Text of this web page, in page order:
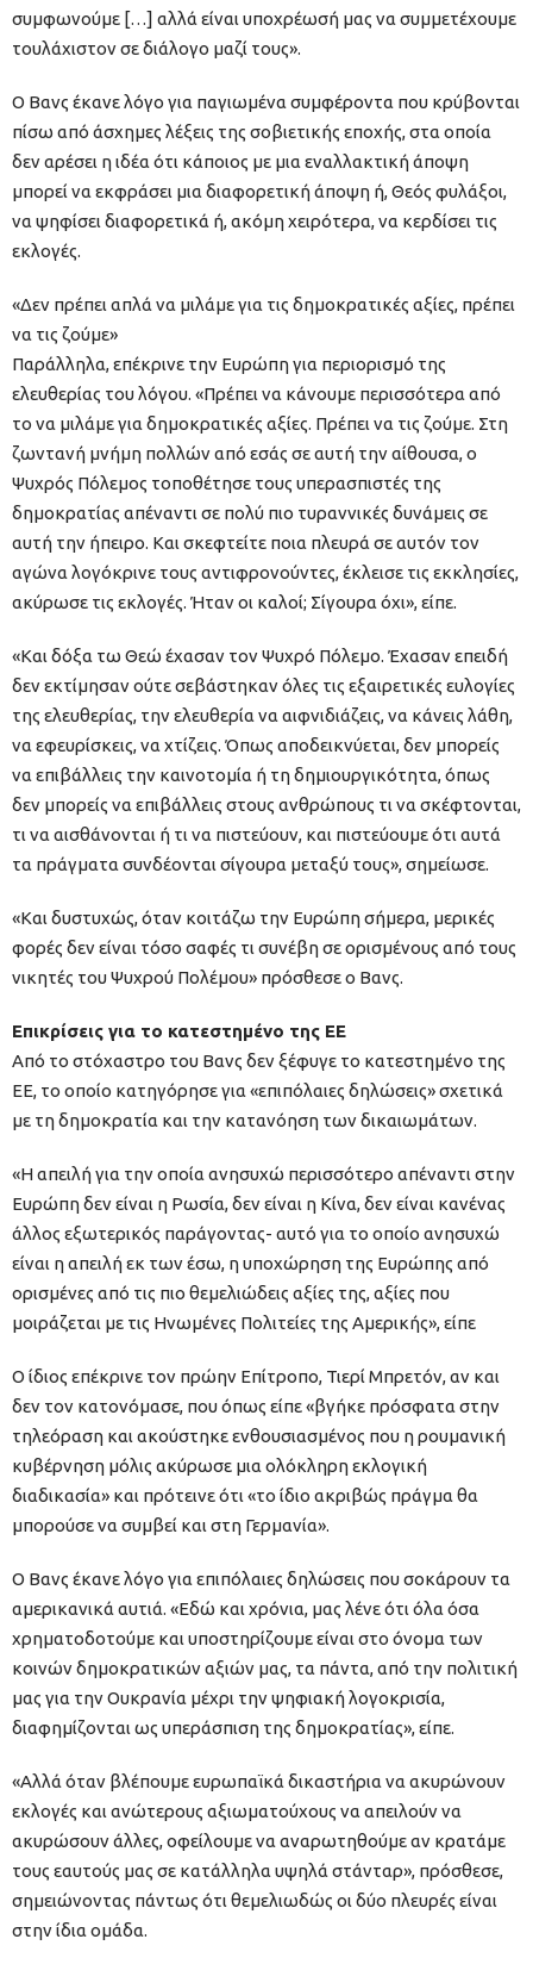
συμφωνούμε […] αλλά είναι υποχρέωσή μας να συμμετέχουμε
τουλάχιστον σε διάλογο μαζί τους».
Ο Βανς έκανε λόγο για παγιωμένα συμφέροντα που κρύβονται
πίσω από άσχημες λέξεις της σοβιετικής εποχής, στα οποία
δεν αρέσει η ιδέα ότι κάποιος με μια εναλλακτική άποψη
μπορεί να εκφράσει μια διαφορετική άποψη ή, Θεός φυλάξοι,
να ψηφίσει διαφορετικά ή, ακόμη χειρότερα, να κερδίσει τις
εκλογές.
«Δεν πρέπει απλά να μιλάμε για τις δημοκρατικές αξίες, πρέπει
να τις ζούμε»
Παράλληλα, επέκρινε την Ευρώπη για περιορισμό της
ελευθερίας του λόγου. «Πρέπει να κάνουμε περισσότερα από
το να μιλάμε για δημοκρατικές αξίες. Πρέπει να τις ζούμε. Στη
ζωντανή μνήμη πολλών από εσάς σε αυτή την αίθουσα, ο
Ψυχρός Πόλεμος τοποθέτησε τους υπερασπιστές της
δημοκρατίας απέναντι σε πολύ πιο τυραννικές δυνάμεις σε
αυτή την ήπειρο. Και σκεφτείτε ποια πλευρά σε αυτόν τον
αγώνα λογόκρινε τους αντιφρονούντες, έκλεισε τις εκκλησίες,
ακύρωσε τις εκλογές. Ήταν οι καλοί; Σίγουρα όχι», είπε.
«Και δόξα τω Θεώ έχασαν τον Ψυχρό Πόλεμο. Έχασαν επειδή
δεν εκτίμησαν ούτε σεβάστηκαν όλες τις εξαιρετικές ευλογίες
της ελευθερίας, την ελευθερία να αιφνιδιάζεις, να κάνεις λάθη,
να εφευρίσκεις, να χτίζεις. Όπως αποδεικνύεται, δεν μπορείς
να επιβάλλεις την καινοτομία ή τη δημιουργικότητα, όπως
δεν μπορείς να επιβάλλεις στους ανθρώπους τι να σκέφτονται,
τι να αισθάνονται ή τι να πιστεύουν, και πιστεύουμε ότι αυτά
τα πράγματα συνδέονται σίγουρα μεταξύ τους», σημείωσε.
«Και δυστυχώς, όταν κοιτάζω την Ευρώπη σήμερα, μερικές
φορές δεν είναι τόσο σαφές τι συνέβη σε ορισμένους από τους
νικητές του Ψυχρού Πολέμου» πρόσθεσε ο Βανς.
Επικρίσεις για το κατεστημένο της ΕΕ
Από το στόχαστρο του Βανς δεν ξέφυγε το κατεστημένο της
ΕΕ, το οποίο κατηγόρησε για «επιπόλαιες δηλώσεις» σχετικά
με τη δημοκρατία και την κατανόηση των δικαιωμάτων.
«Η απειλή για την οποία ανησυχώ περισσότερο απέναντι στην
Ευρώπη δεν είναι η Ρωσία, δεν είναι η Κίνα, δεν είναι κανένας
άλλος εξωτερικός παράγοντας- αυτό για το οποίο ανησυχώ
είναι η απειλή εκ των έσω, η υποχώρηση της Ευρώπης από
ορισμένες από τις πιο θεμελιώδεις αξίες της, αξίες που
μοιράζεται με τις Ηνωμένες Πολιτείες της Αμερικής», είπε
Ο ίδιος επέκρινε τον πρώην Επίτροπο, Τιερί Μπρετόν, αν και
δεν τον κατονόμασε, που όπως είπε «βγήκε πρόσφατα στην
τηλεόραση και ακούστηκε ενθουσιασμένος που η ρουμανική
κυβέρνηση μόλις ακύρωσε μια ολόκληρη εκλογική
διαδικασία» και πρότεινε ότι «το ίδιο ακριβώς πράγμα θα
μπορούσε να συμβεί και στη Γερμανία».
Ο Βανς έκανε λόγο για επιπόλαιες δηλώσεις που σοκάρουν τα
αμερικανικά αυτιά. «Εδώ και χρόνια, μας λένε ότι όλα όσα
χρηματοδοτούμε και υποστηρίζουμε είναι στο όνομα των
κοινών δημοκρατικών αξιών μας, τα πάντα, από την πολιτική
μας για την Ουκρανία μέχρι την ψηφιακή λογοκρισία,
διαφημίζονται ως υπεράσπιση της δημοκρατίας», είπε.
«Αλλά όταν βλέπουμε ευρωπαϊκά δικαστήρια να ακυρώνουν
εκλογές και ανώτερους αξιωματούχους να απειλούν να
ακυρώσουν άλλες, οφείλουμε να αναρωτηθούμε αν κρατάμε
τους εαυτούς μας σε κατάλληλα υψηλά στάνταρ», πρόσθεσε,
σημειώνοντας πάντως ότι θεμελιωδώς οι δύο πλευρές είναι
στην ίδια ομάδα.